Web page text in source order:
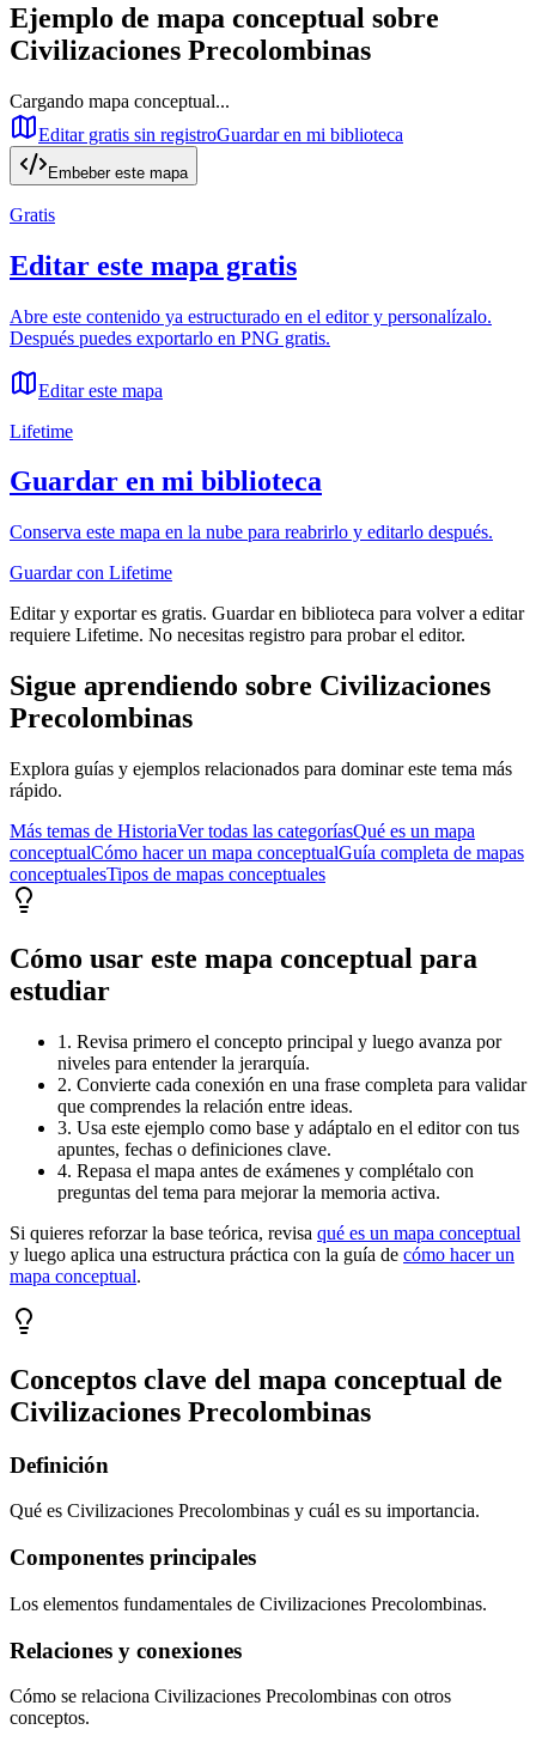
Ejemplo de mapa conceptual sobre
Civilizaciones Precolombinas
Cargando mapa conceptual...
Editar gratis sin registroGuardar en mi biblioteca
Embeber este mapa
Gratis
Editar este mapa gratis
Abre este contenido ya estructurado en el editor y personalízalo.
Después puedes exportarlo en PNG gratis.
Editar este mapa
Lifetime
Guardar en mi biblioteca
Conserva este mapa en la nube para reabrirlo y editarlo después.
Guardar con Lifetime
Editar y exportar es gratis. Guardar en biblioteca para volver a editar
requiere Lifetime. No necesitas registro para probar el editor.
Sigue aprendiendo sobre Civilizaciones
Precolombinas
Explora guías y ejemplos relacionados para dominar este tema más
rápido.
Más temas de HistoriaVer todas las categoríasQué es un mapa
conceptualCómo hacer un mapa conceptualGuía completa de mapas
conceptualesTipos de mapas conceptuales
Cómo usar este mapa conceptual para
estudiar
1. Revisa primero el concepto principal y luego avanza por
niveles para entender la jerarquía.
2. Convierte cada conexión en una frase completa para validar
que comprendes la relación entre ideas.
3. Usa este ejemplo como base y adáptalo en el editor con tus
apuntes, fechas o definiciones clave.
4. Repasa el mapa antes de exámenes y complétalo con
preguntas del tema para mejorar la memoria activa.
Si quieres reforzar la base teórica, revisa qué es un mapa conceptual
y luego aplica una estructura práctica con la guía de cómo hacer un
mapa conceptual.
Conceptos clave del mapa conceptual de
Civilizaciones Precolombinas
Definición
Qué es Civilizaciones Precolombinas y cuál es su importancia.
Componentes principales
Los elementos fundamentales de Civilizaciones Precolombinas.
Relaciones y conexiones
Cómo se relaciona Civilizaciones Precolombinas con otros
conceptos.